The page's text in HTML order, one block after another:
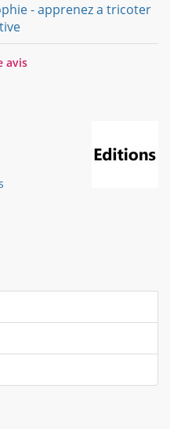
- apprenez a tricoter
avis